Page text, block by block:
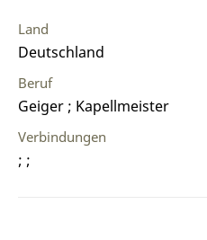
Land
Deutschland
Beruf
Geiger ; Kapellmeister
Verbindungen
; ;